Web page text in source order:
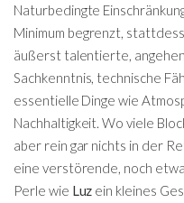
Naturbedingte
Minimum begrenzt,
äußerst talentierte,
Sachkenntnis, technische
essentielle Dinge wie
Nachhaltigkeit. Wo viele
aber rein gar nichts in der
eine verstörende, noch
Perle wie Luz ein kleines